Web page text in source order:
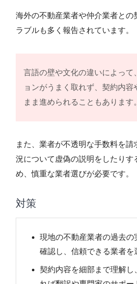
海外の不動産業者や仲介業者との
ラブルも多く報告されています。
言語の壁や文化の違いによって
ョンがうまく取れず、契約内容
まま進められることもあります。
また、業者が不透明な手数料を請
況について虚偽の説明をしたりす
め、慎重な業者選びが必要です。
対策
現地の不動産業者の過去の
確認し、信頼できる業者を
契約内容を細部まで理解し